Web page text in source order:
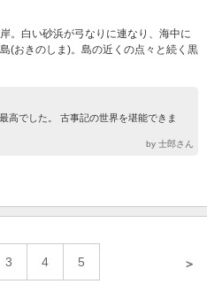
。白い砂浜が弓なりに連なり、海中に
(おきのしま)。島の近くの点々と続く黒
高でした。 古事記の世界を堪能できま
by 士郎さん
3 4 5 ＞